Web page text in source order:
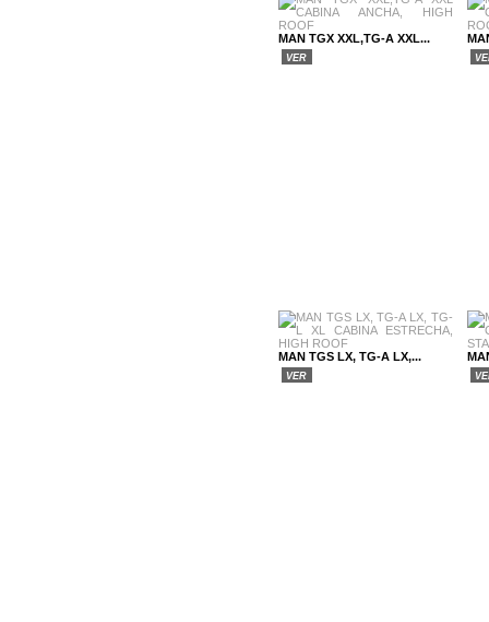
MAN TGX XXL,TG-A XXL...
VER
MAN TGS LX, TG-A LX,...
VER